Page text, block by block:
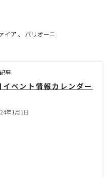
イア 、 バリオーニ
事
イベント情報カレンダー
年1月1日